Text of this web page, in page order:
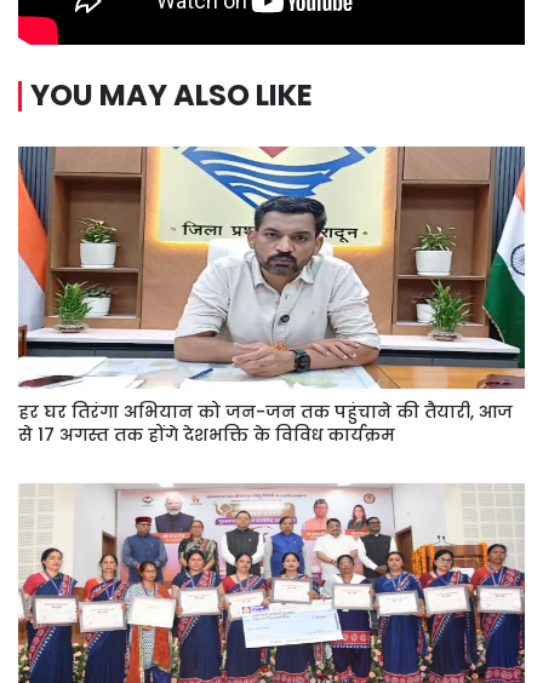
YOU MAY ALSO LIKE
हर घर तिरंगा अभियान को जन-जन तक पहुंचाने की तैयारी, आज
से 17 अगस्त तक होंगे देशभक्ति के विविध कार्यक्रम